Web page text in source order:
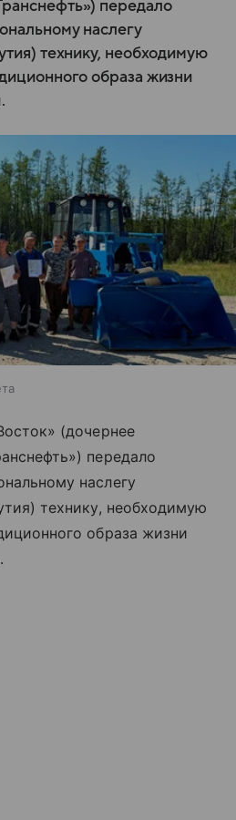
передало
наслегу
технику, необходимую
образа жизни
(дочернее
передало
наслегу
технику, необходимую
образа жизни